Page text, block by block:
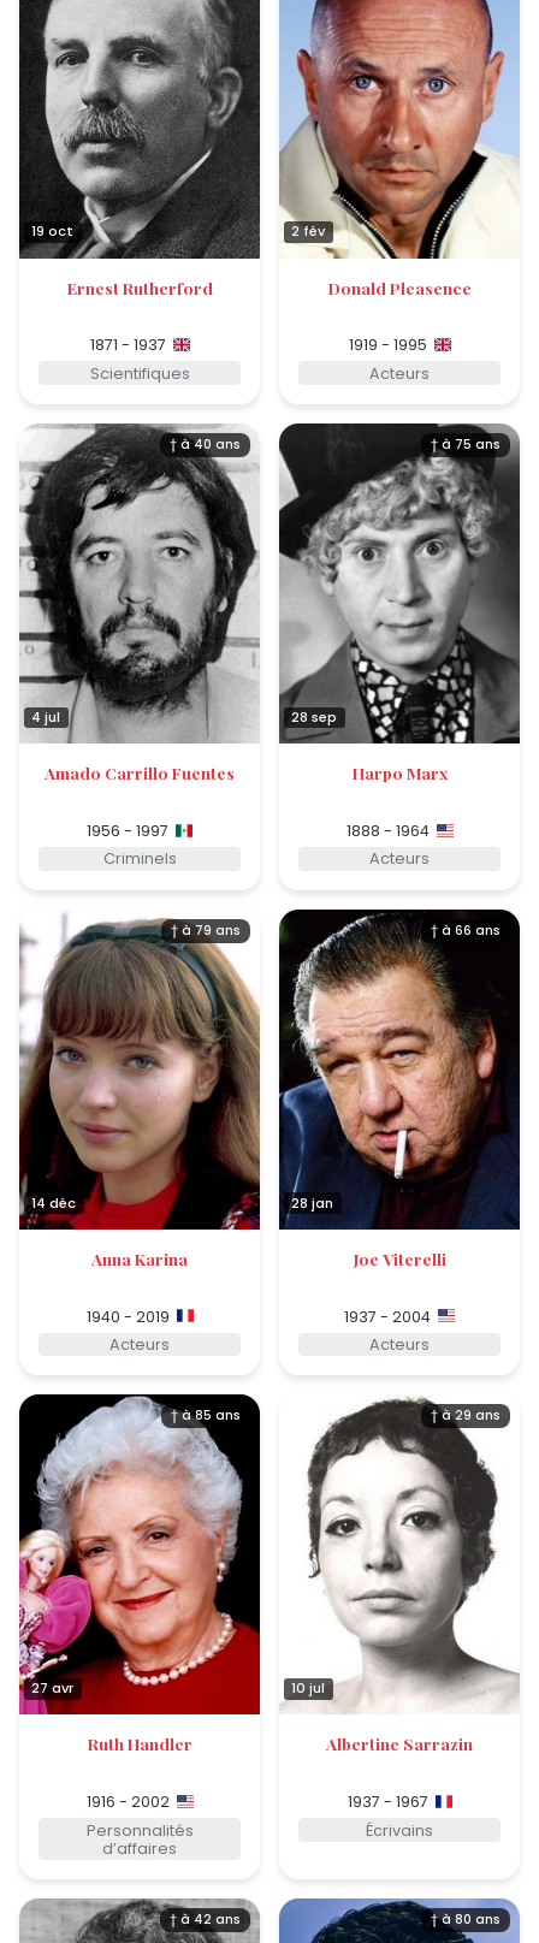
19 oct
Ernest Rutherford
1871 - 1937
Scientifiques
2 fév
Donald Pleasence
1919 - 1995
Acteurs
† à 40 ans
4 jul
Amado Carrillo Fuentes
1956 - 1997
Criminels
† à 75 ans
28 sep
Harpo Marx
1888 - 1964
Acteurs
† à 79 ans
14 déc
Anna Karina
1940 - 2019
Acteurs
† à 66 ans
28 jan
Joe Viterelli
1937 - 2004
Acteurs
† à 85 ans
27 avr
Ruth Handler
1916 - 2002
Personnalités
d’affaires
† à 29 ans
10 jul
Albertine Sarrazin
1937 - 1967
Écrivains
† à 42 ans † à 80 ans